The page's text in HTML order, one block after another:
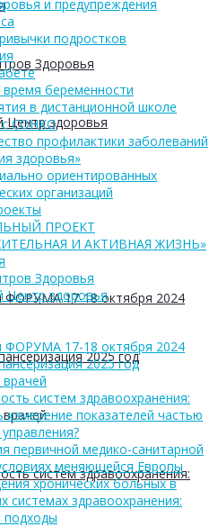
Здоровья
здоровья
ФОРУМА 17-18 октября 2024
2025 год
систем здравоохранения:
и предупреждения
подростков
время беременности
в дистанционной школе
с СОНКО
профилактики заболеваний
здоровья»
ориентированных
организаций
ПРОЕКТ
И АКТИВНАЯ ЖИЗНЬ»
Здоровья
Центр здоровья
ФОРУМА 17-18 октября 2024
2025 год
систем здравоохранения:
измерение показателей частью
первичной медико-санитарной
меняющейся Европы
хронических больных в
системах здравоохранения:
подходы